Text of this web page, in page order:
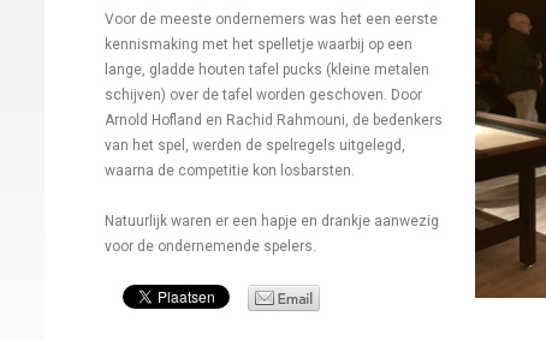
Voor de meeste ondernemers was het een eerste
kennismaking met het spelletje waarbij op een
lange, gladde houten tafel pucks (kleine metalen
schijven) over de tafel worden geschoven. Door
Arnold Hofland en Rachid Rahmouni, de bedenkers
van het spel, werden de spelregels uitgelegd,
waarna de competitie kon losbarsten.
Natuurlijk waren er een hapje en drankje aanwezig
voor de ondernemende spelers.